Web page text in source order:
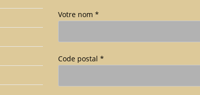
Votre nom *
Code postal *